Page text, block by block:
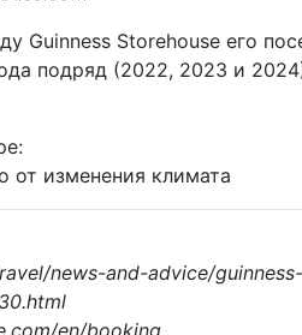
Guinness Storehouse его
подряд (2022, 2023 и
от изменения климата
news-and-advice/
en/booking